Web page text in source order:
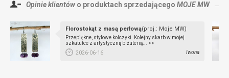
Opinie klientów o produktach sprzedającego MOJE MW
Florostokąt z masą perłową(proj.: Moje MW)
Przepiękne, stylowe kolczyki. Kolejny skarb w mojej
szkatułce z artystyczną biżuterią... >>
2026-06-16
Iwona